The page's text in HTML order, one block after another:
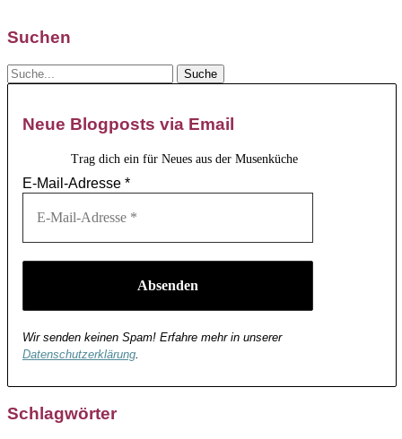
Suchen
Neue Blogposts via Email
Trag dich ein für Neues aus der Musenküche
E-Mail-Adresse *
Wir senden keinen Spam! Erfahre mehr in unserer
Datenschutzerklärung.
Schlagwörter